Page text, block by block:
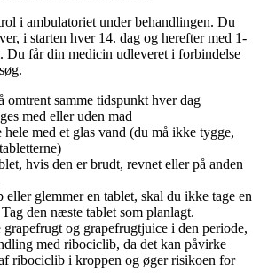
i ambulatoriet under behandlingen. Du
i starten hver 14. dag og herefter med 1-
Du får din medicin udleveret i forbindelse
omtrent samme tidspunkt hver dag
med eller uden mad
hele med et glas vand (du må ikke tygge,
hvis den er brudt, revnet eller på anden
eller glemmer en tablet, skal du ikke tage en
den næste tablet som planlagt.
grapefrugt og grapefrugtjuice i den periode,
med ribociclib, da det kan påvirke
ribociclib i kroppen og øger risikoen for